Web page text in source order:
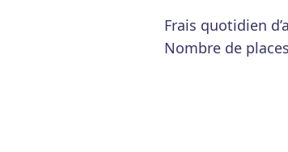
Frais quotidien
Nombre de